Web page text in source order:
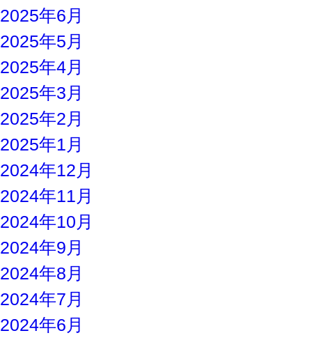
2025年6月
2025年5月
2025年4月
2025年3月
2025年2月
2025年1月
2024年12月
2024年11月
2024年10月
2024年9月
2024年8月
2024年7月
2024年6月